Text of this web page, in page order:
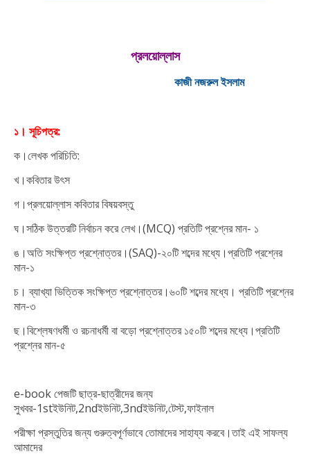
প্রলয়োল্লাস
কাজী নজরুল ইসলাম
১। সূচিপত্র:
ক।লেখক পরিচিতি:
খ।কবিতার উৎস
গ।প্রলয়োল্লাস কবিতার বিষয়বস্তু
ঘ।সঠিক উত্তরটি নির্বাচন করে লেখ।(MCQ) প্রতিটি প্রশ্নের মান- ১
ঙ।অতি সংক্ষিপ্ত প্রশ্নোত্তর।(SAQ)-২০টি শব্দের মধ্যে।প্রতিটি প্রশ্নের
মান-১
চ। ব্যাখ্যা ভিত্তিক সংক্ষিপ্ত প্রশ্নোত্তর।৬০টি শব্দের মধ্যে। প্রতিটি প্রশ্নের
মান-৩
ছ।বিশ্লেষণধর্মী ও রচনাধর্মী বা বড়ো প্রশ্নোত্তর ১৫০টি শব্দের মধ্যে।প্রতিটি
প্রশ্নের মান-৫
e-book পেজটি ছাত্র-ছাত্রীদের জন্য
সুখবর-1stইউনিট,2ndইউনিট,3ndইউনিট,টেস্ট,ফাইনাল
পরীক্ষা প্রস্তুতির জন্য গুরুত্বপূর্ণভাবে তোমাদের সাহায্য করবে।তাই এই সাফল্য
আমাদের